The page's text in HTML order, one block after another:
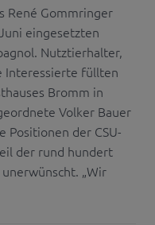
René Gommringer
eingesetzten
Nutztierhalter,
Interessierte füllten
Bromm in
Volker Bauer
Positionen der CSU-
der rund hundert
„Wir